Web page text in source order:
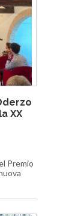
XX
Premio